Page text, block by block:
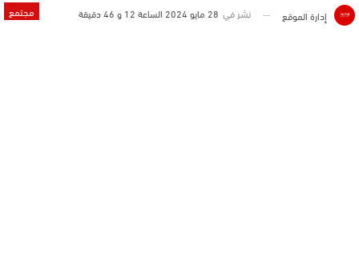
مجتمع إدارة الموقع نشر في 28 مايو 2024 الساعة 12 و 46 دقيقة